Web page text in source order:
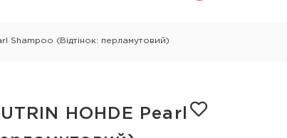
ТЕРМОЗАХИСТ
ДЛЯ БЛОНДИНОК
Shampoo (Відтінок: перламутовий)
HOHDE Pearl